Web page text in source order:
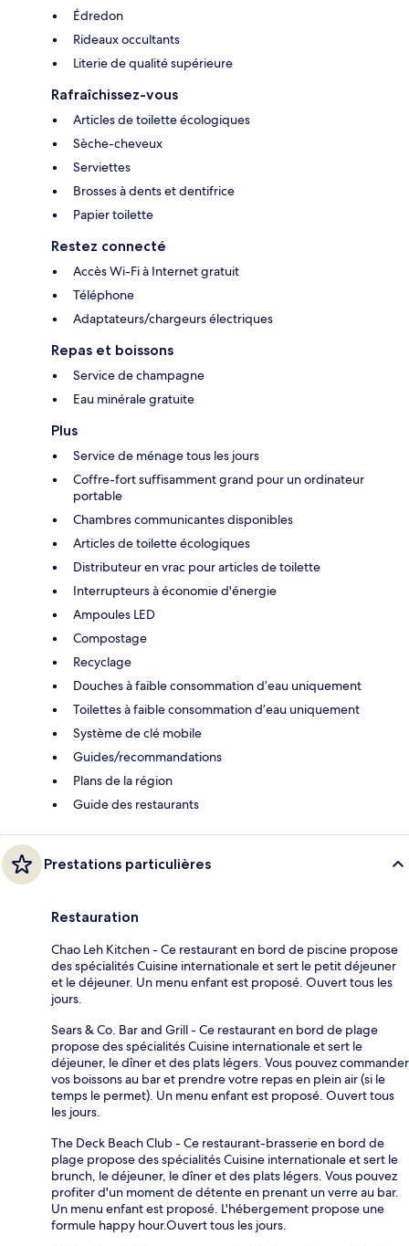
Édredon
Rideaux occultants
Literie de qualité supérieure
Rafraîchissez-vous
Articles de toilette écologiques
Sèche-cheveux
Serviettes
Brosses à dents et dentifrice
Papier toilette
Restez connecté
Accès Wi-Fi à Internet gratuit
Téléphone
Adaptateurs/chargeurs électriques
Repas et boissons
Service de champagne
Eau minérale gratuite
Plus
Service de ménage tous les jours
Coffre-fort suffisamment grand pour un ordinateur
portable
Chambres communicantes disponibles
Articles de toilette écologiques
Distributeur en vrac pour articles de toilette
Interrupteurs à économie d'énergie
Ampoules LED
Compostage
Recyclage
Douches à faible consommation d’eau uniquement
Toilettes à faible consommation d’eau uniquement
Système de clé mobile
Guides/recommandations
Plans de la région
Guide des restaurants
Prestations particulières
Restauration
Chao Leh Kitchen - Ce restaurant en bord de piscine propose
des spécialités Cuisine internationale et sert le petit déjeuner
et le déjeuner. Un menu enfant est proposé. Ouvert tous les
jours.
Sears & Co. Bar and Grill - Ce restaurant en bord de plage
propose des spécialités Cuisine internationale et sert le
déjeuner, le dîner et des plats légers. Vous pouvez commander
vos boissons au bar et prendre votre repas en plein air (si le
temps le permet). Un menu enfant est proposé. Ouvert tous
les jours.
The Deck Beach Club - Ce restaurant-brasserie en bord de
plage propose des spécialités Cuisine internationale et sert le
brunch, le déjeuner, le dîner et des plats légers. Vous pouvez
profiter d'un moment de détente en prenant un verre au bar.
Un menu enfant est proposé. L'hébergement propose une
formule happy hour.Ouvert tous les jours.